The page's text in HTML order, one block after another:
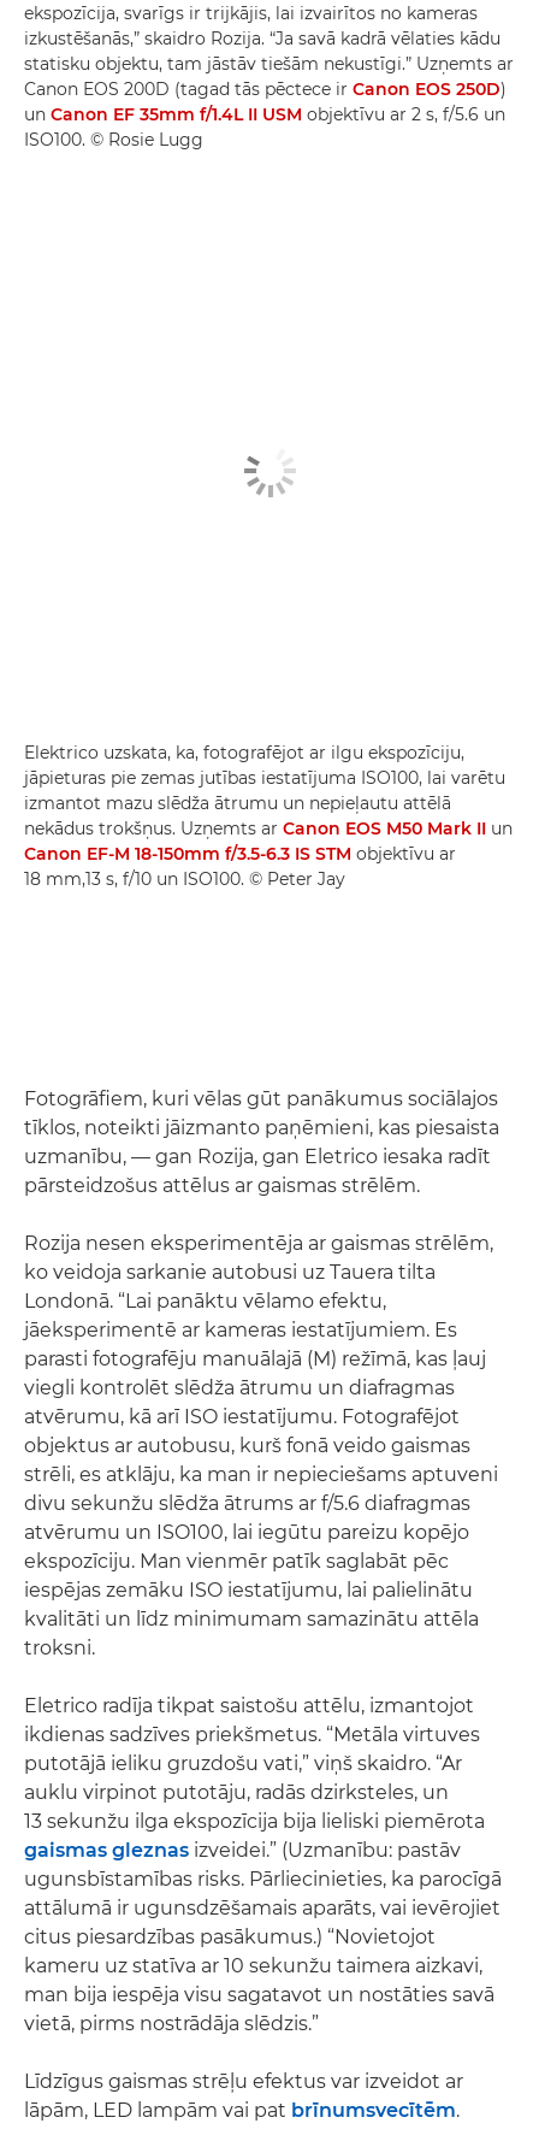
ekspozīcija, svarīgs ir trijkājis, lai izvairītos no kameras
izkustēšanās,” skaidro Rozija. “Ja savā kadrā vēlaties kādu
statisku objektu, tam jāstāv tiešām nekustīgi.” Uzņemts ar
Canon EOS 200D (tagad tās pēctece ir Canon EOS 250D)
un Canon EF 35mm f/1.4L II USM objektīvu ar 2 s, f/5.6 un
ISO100. © Rosie Lugg
Elektrico uzskata, ka, fotografējot ar ilgu ekspozīciju,
jāpieturas pie zemas jutības iestatījuma ISO100, lai varētu
izmantot mazu slēdža ātrumu un nepieļautu attēlā
nekādus trokšņus. Uzņemts ar Canon EOS M50 Mark II un
Canon EF-M 18-150mm f/3.5-6.3 IS STM objektīvu ar
18 mm,13 s, f/10 un ISO100. © Peter Jay
Fotogrāfiem, kuri vēlas gūt panākumus sociālajos
tīklos, noteikti jāizmanto paņēmieni, kas piesaista
uzmanību, — gan Rozija, gan Eletrico iesaka radīt
pārsteidzošus attēlus ar gaismas strēlēm.
Rozija nesen eksperimentēja ar gaismas strēlēm,
ko veidoja sarkanie autobusi uz Tauera tilta
Londonā. “Lai panāktu vēlamo efektu,
jāeksperimentē ar kameras iestatījumiem. Es
parasti fotografēju manuālajā (M) režīmā, kas ļauj
viegli kontrolēt slēdža ātrumu un diafragmas
atvērumu, kā arī ISO iestatījumu. Fotografējot
objektus ar autobusu, kurš fonā veido gaismas
strēli, es atklāju, ka man ir nepieciešams aptuveni
divu sekunžu slēdža ātrums ar f/5.6 diafragmas
atvērumu un ISO100, lai iegūtu pareizu kopējo
ekspozīciju. Man vienmēr patīk saglabāt pēc
iespējas zemāku ISO iestatījumu, lai palielinātu
kvalitāti un līdz minimumam samazinātu attēla
troksni.
Eletrico radīja tikpat saistošu attēlu, izmantojot
ikdienas sadzīves priekšmetus. “Metāla virtuves
putotājā ieliku gruzdošu vati,” viņš skaidro. “Ar
auklu virpinot putotāju, radās dzirksteles, un
13 sekunžu ilga ekspozīcija bija lieliski piemērota
gaismas gleznas izveidei.” (Uzmanību: pastāv
ugunsbīstamības risks. Pārliecinieties, ka parocīgā
attālumā ir ugunsdzēšamais aparāts, vai ievērojiet
citus piesardzības pasākumus.) “Novietojot
kameru uz statīva ar 10 sekunžu taimera aizkavi,
man bija iespēja visu sagatavot un nostāties savā
vietā, pirms nostrādāja slēdzis.”
Līdzīgus gaismas strēļu efektus var izveidot ar
lāpām, LED lampām vai pat brīnumsvecītēm.